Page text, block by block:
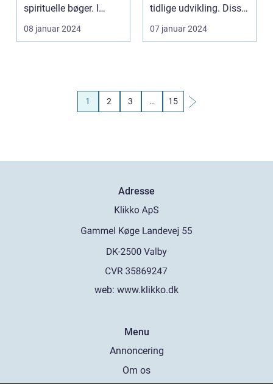
spirituelle bøger. I
denne artikel vil vi ud...
08 januar 2024
tidlige udvikling. Disse
bøger ...
07 januar 2024
1 2 3 … 15
Adresse
web: www.klikko.dk
Menu
Annoncering
Om os